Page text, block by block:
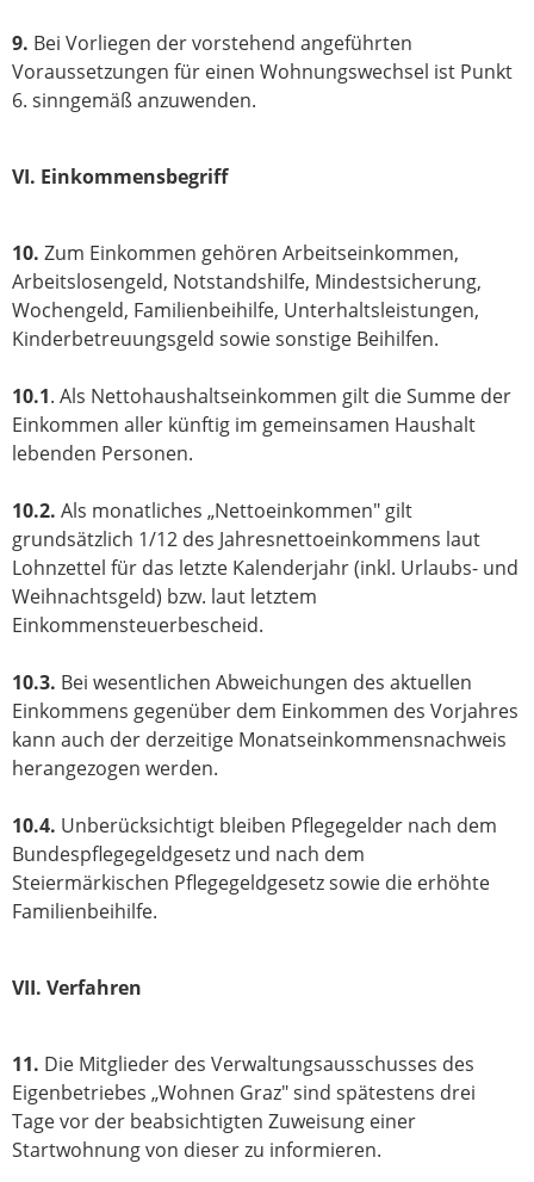
9. Bei Vorliegen der vorstehend angeführten
Voraussetzungen für einen Wohnungswechsel ist Punkt
6. sinngemäß anzuwenden.
VI. Einkommensbegriff
10. Zum Einkommen gehören Arbeitseinkommen,
Arbeitslosengeld, Notstandshilfe, Mindestsicherung,
Wochengeld, Familienbeihilfe, Unterhaltsleistungen,
Kinderbetreuungsgeld sowie sonstige Beihilfen.
10.1. Als Nettohaushaltseinkommen gilt die Summe der
Einkommen aller künftig im gemeinsamen Haushalt
lebenden Personen.
10.2. Als monatliches „Nettoeinkommen" gilt
grundsätzlich 1/12 des Jahresnettoeinkommens laut
Lohnzettel für das letzte Kalenderjahr (inkl. Urlaubs- und
Weihnachtsgeld) bzw. laut letztem
Einkommensteuerbescheid.
10.3. Bei wesentlichen Abweichungen des aktuellen
Einkommens gegenüber dem Einkommen des Vorjahres
kann auch der derzeitige Monatseinkommensnachweis
herangezogen werden.
10.4. Unberücksichtigt bleiben Pflegegelder nach dem
Bundespflegegeldgesetz und nach dem
Steiermärkischen Pflegegeldgesetz sowie die erhöhte
Familienbeihilfe.
VII. Verfahren
11. Die Mitglieder des Verwaltungsausschusses des
Eigenbetriebes „Wohnen Graz" sind spätestens drei
Tage vor der beabsichtigten Zuweisung einer
Startwohnung von dieser zu informieren.